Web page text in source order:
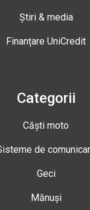
Știri & media
Finanțare UniCredit
Categorii
Căști moto
de
Geci
Mănuși